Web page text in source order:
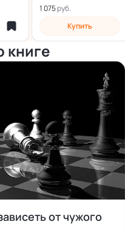
1 075
Электронная
Купить
книге
от чужого